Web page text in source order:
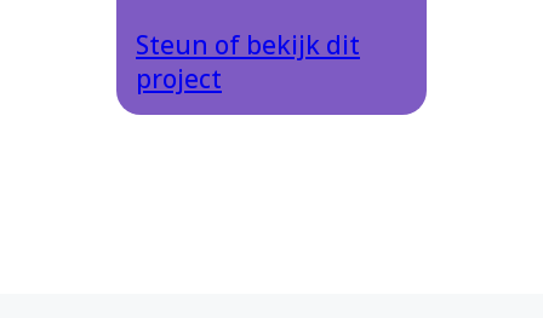
Steun of bekijk dit
project